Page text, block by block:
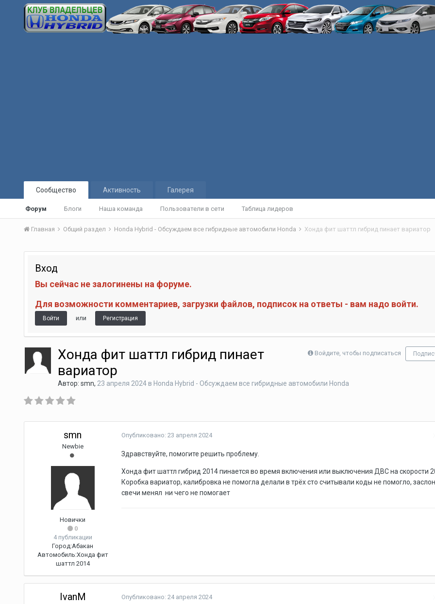
Сообщество
Форум Блоги Наша команда Пользователи в сети Таблица лидеров
Активность Галерея
Главная Общий раздел Honda Hybrid - Обсуждаем все гибридные автомобили Honda Хонда фит шаттл гибрид пинает вариатор
Вход
Вы сейчас не залогинены на форуме.
Для возможности комментариев, загрузки файлов, подписок на ответы - вам надо войти.
Войти или Регистрация
Войдите, чтобы подписаться
Хонда фит шаттл гибрид пинает
вариатор
Автор: smn, 23 апреля 2024в Honda Hybrid - Обсуждаем все гибридные автомобили Honda
smn
Newbie
Новички
0
4 публикации
Город:Абакан
Автомобиль:Хонда фит
шаттл 2014
Опубликовано: 23 апреля 2024
Здравствуйте, помогите решить проблему.
Хонда фит шаттл гибрид 2014 пинается во время включения или выключения ДВС на скорости
Коробка вариатор, калибровка не помогла делали в трёх сто считывали коды не помогло,
свечи менял ни чего не помогает
IvanM Опубликовано: 24 апреля 2024